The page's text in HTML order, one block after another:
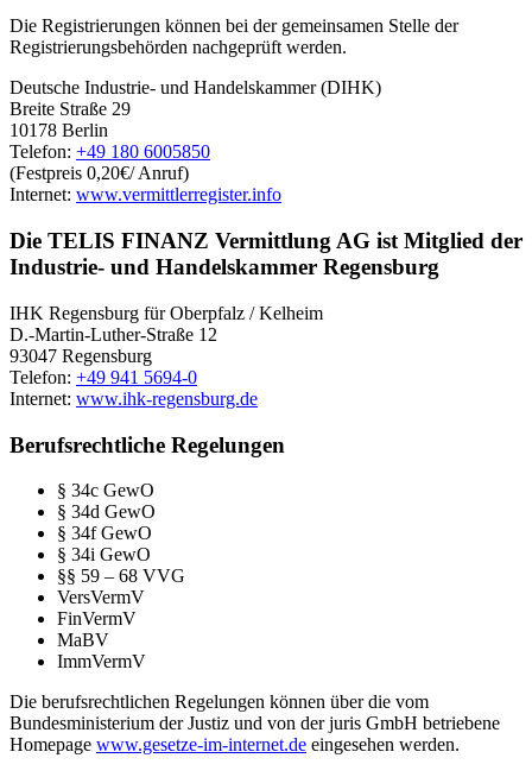
Die Registrierungen können bei der gemeinsamen Stelle der
Registrierungsbehörden nachgeprüft werden.
Deutsche Industrie- und Handelskammer (DIHK)
Breite Straße 29
10178 Berlin
Telefon: +49 180 6005850
(Festpreis 0,20€/ Anruf)
Internet: www.vermittlerregister.info
Die TELIS FINANZ Vermittlung AG ist Mitglied der
Industrie- und Handelskammer Regensburg
IHK Regensburg für Oberpfalz / Kelheim
D.-Martin-Luther-Straße 12
93047 Regensburg
Telefon: +49 941 5694-0
Internet: www.ihk-regensburg.de
Berufsrechtliche Regelungen
§ 34c GewO
§ 34d GewO
§ 34f GewO
§ 34i GewO
§§ 59 – 68 VVG
VersVermV
FinVermV
MaBV
ImmVermV
Die berufsrechtlichen Regelungen können über die vom
Bundesministerium der Justiz und von der juris GmbH betriebene
Homepage www.gesetze-im-internet.de eingesehen werden.